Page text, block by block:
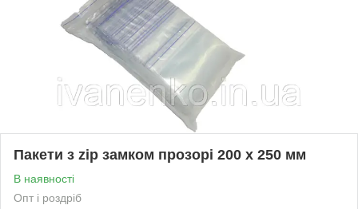
Пакети з zip замком прозорі 200 х 250 мм
В наявності
Опт і роздріб